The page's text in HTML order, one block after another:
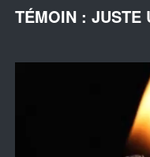
TÉMOIN : JUSTE